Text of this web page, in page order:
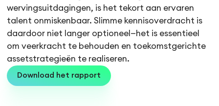
wervingsuitdagingen, is het tekort aan ervaren
talent onmiskenbaar. Slimme kennisoverdracht is
daardoor niet langer optioneel—het is essentieel
om veerkracht te behouden en toekomstgerichte
assetstrategieën te realiseren.
Download het rapport